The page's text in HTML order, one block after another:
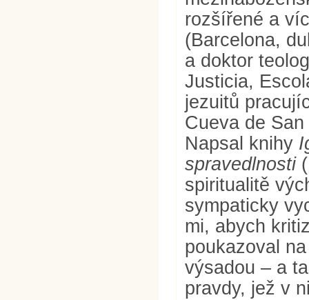
rozšířené a
(Barcelona,
a doktor
Justicia,
jezuitů
Cueva de
Napsal knihy
spravedlnosti
spiritualitě
sympaticky
mi, abych
poukazoval
výsadou – a
pravdy, jež v